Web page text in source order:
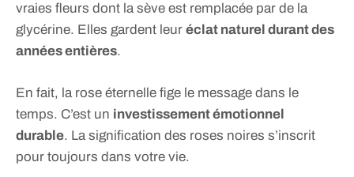
vraies fleurs dont la sève est remplacée par de la
glycérine. Elles gardent leur éclat naturel durant des
années entières.
En fait, la rose éternelle fige le message dans le
temps. C’est un investissement émotionnel
durable. La signification des roses noires s’inscrit
pour toujours dans votre vie.